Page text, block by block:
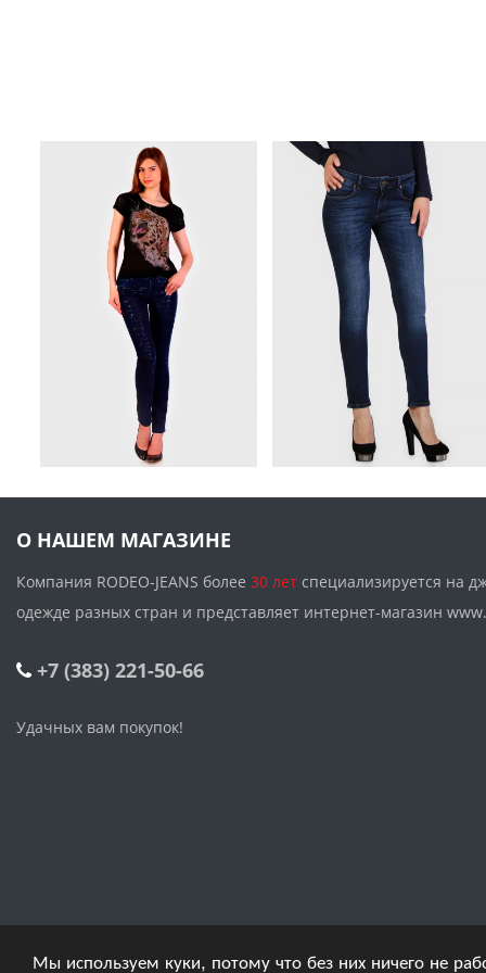
Мы используем куки, потому что без них ничего не
О НАШЕМ МАГАЗИНЕ
Компания RODEO-JEANS более 30 лет специализируется на
одежде разных стран и представляет интернет-магазин
+7 (383) 221-50-66
Удачных вам покупок!